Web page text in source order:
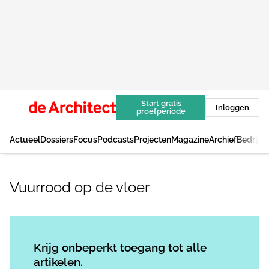
Start gratis
proefperiode
Inloggen
ActueelDossiersFocusPodcastsProjectenMagazineArchief
Vuurrood op de vloer
Krijg onbeperkt toegang tot alle
artikelen.